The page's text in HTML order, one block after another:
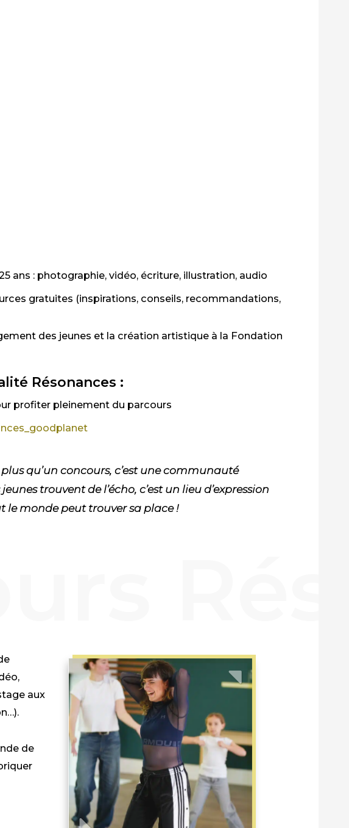
ans : photographie, vidéo, écriture, illustration, audio
gratuites (inspirations, conseils, recommandations,
des jeunes et la création artistique à la Fondation
Résonances :
profiter pleinement du parcours
plus qu’un concours, c’est une communauté
jeunestrouvent de l’écho, c’estun lieu d’expression
le monde peut trouver sa place!
Previous Next
aux
de